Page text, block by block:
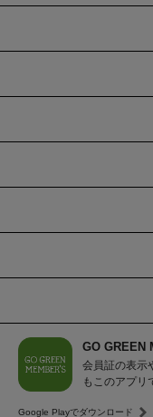
GO GREEN
会員証の表示
もこのアプリ
Google Playでダウンロード